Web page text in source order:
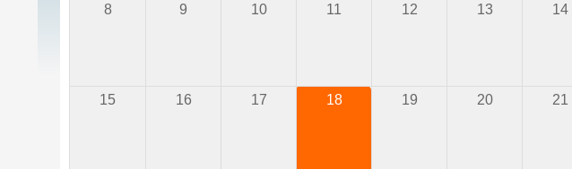
8 9 10 11 12 13 14
15 16 17 18 19 20 21